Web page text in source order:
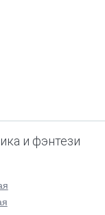
и фэнтези